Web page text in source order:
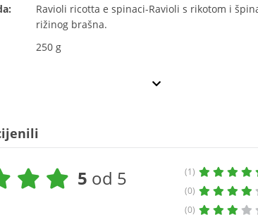
Ravioli ricotta e spinaci-Ravioli s rikotom i
rižinog brašna.
250 g
5 od 5
(1)
(0)
(0)